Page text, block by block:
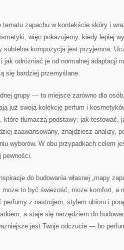
tematu zapachu w kontekście skóry i
więc pokazujemy, kiedy lepiej
subtelna kompozycja jest przyjemna.
jak odróżniać je od normalnej adaptacji
się bardziej przemyślane.
grupy — to miejsce zarówno dla
już swoją kolekcję perfum i
które tłumaczą podstawy: jak testować,
zaawansowany, znajdziesz analizy,
wyborów. W obu przypadkach celem
pewności.
do budowania własnej „mapy
może to być świeżość, może komfort, a
perfumy z nastrojem, stylem ubioru i
a staje się narzędziem do
jest Twoje odczucie — bo